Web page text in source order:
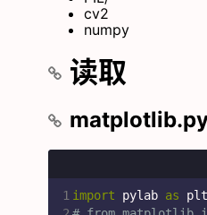
cv2
numpy
读取
1 import pylab as plt